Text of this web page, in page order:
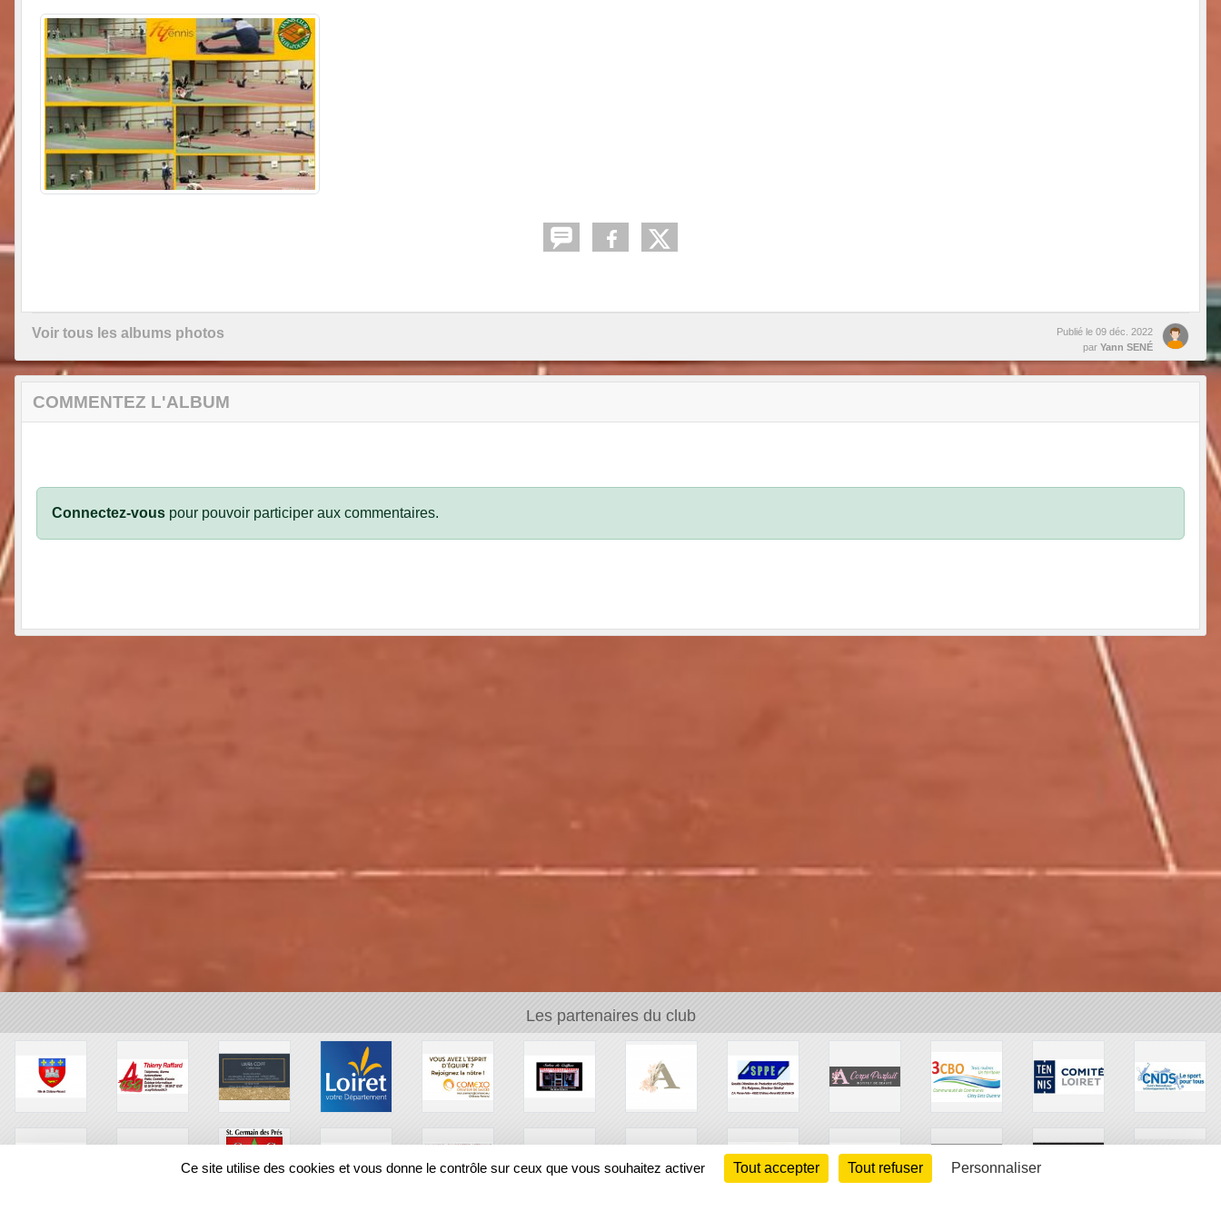
Voir tous les albums photos Publié le 09 déc. 2022
par Yann SENÉ
COMMENTEZ L'ALBUM
Connectez-vous pour pouvoir participer aux commentaires.
Les partenaires du club
Ce site utilise des cookies et vous donne le contrôle sur ceux que vous souhaitez activer Tout accepter Tout refuser Personnaliser